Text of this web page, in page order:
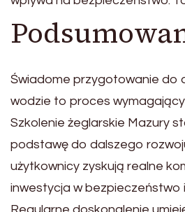
Świadome przygotowanie do
wodzie to proces
Szkolenie żeglarskie Mazury
podstawę do dalszego
użytkownicy zyskują realne
inwestycja w bezpieczeństwo